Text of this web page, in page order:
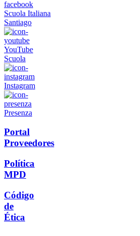
Scuola Italiana
Santiago
YouTube
Scuola
Instagram
Presenza
Portal
Proveedores
Política
MPD
Código
de
Ética